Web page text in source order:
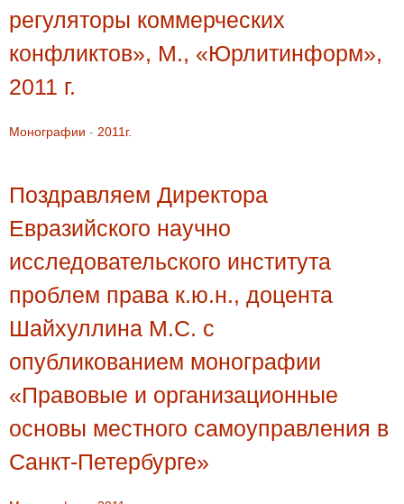
регуляторы коммерческих
конфликтов», М., «Юрлитинформ»,
2011 г.
Монографии - 2011г.
Поздравляем Директора
Евразийского научно
исследовательского института
проблем права к.ю.н., доцента
Шайхуллина М.С. с
опубликованием монографии
«Правовые и организационные
основы местного самоуправления в
Санкт-Петербурге»